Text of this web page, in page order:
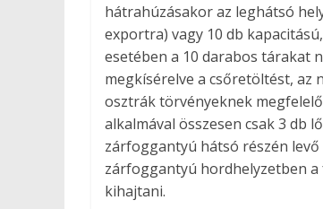
hátrahúzásakor az leghátsó
exportra) vagy 10 db
esetében a 10 darabos tárakat
megkísérelve a csőretöltést, az
osztrák törvényeknek
alkalmával összesen csak 3 db
zárfoggantyú hátsó részén
zárfoggantyú hordhelyzetben
kihajtani.